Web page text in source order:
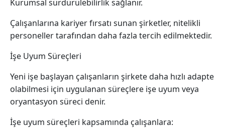
Kurumsal sürdürülebilirlik sağlanır.
Çalışanlarına kariyer fırsatı sunan şirketler, nitelikli
personeller tarafından daha fazla tercih edilmektedir.
İşe Uyum Süreçleri
Yeni işe başlayan çalışanların şirkete daha hızlı adapte
olabilmesi için uygulanan süreçlere işe uyum veya
oryantasyon süreci denir.
İşe uyum süreçleri kapsamında çalışanlara: